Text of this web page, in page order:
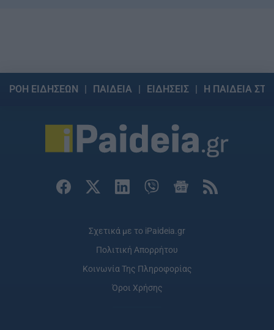
ΡΟΗ ΕΙΔΗΣΕΩΝ ΠΑΙΔΕΙΑ ΕΙΔΗΣΕΙΣ Η ΠΑΙΔΕΙΑ
Σχετικά με το iPaideia.gr
Πολιτική Απορρήτου
Κοινωνία Της Πληροφορίας
Όροι Χρήσης